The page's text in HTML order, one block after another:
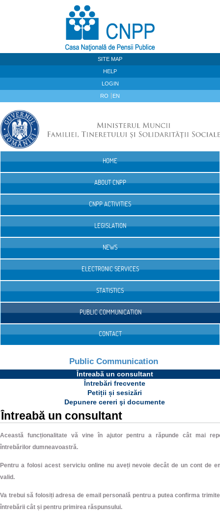
SITE MAP
HELP
LOGIN
RO EN
HOME
ABOUT CNPP
CNPP ACTIVITIES
LEGISLATION
NEWS
ELECTRONIC SERVICES
STATISTICS
PUBLIC COMMUNICATION
CONTACT
Public Communication
Întreabă un consultant
Întrebări frecvente
Petiții și sesizări
Depunere cereri şi documente
Întreabă un consultant
Această funcționalitate vă vine în ajutor pentru a răpunde cât mai
întrebărilor dumneavoastră.
Pentru a folosi acest serviciu online nu aveți nevoie decât de un cont de
valid.
Va trebui să folosiți adresa de email personală pentru a putea confirma
întrebării cât și pentru primirea răspunsului.